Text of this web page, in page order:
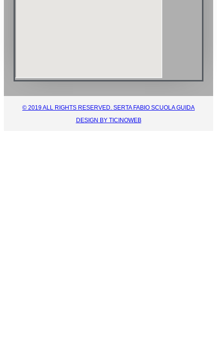
© 2019 ALL RIGHTS RESERVED. SERTA FABIO SCUOLA GUIDA
DESIGN BY TICINOWEB